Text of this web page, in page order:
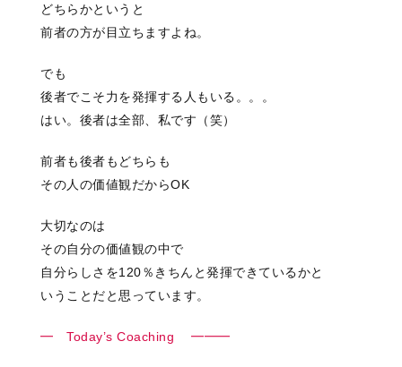
どちらかというと
前者の方が目立ちますよね。
でも
後者でこそ力を発揮する人もいる。。。
はい。後者は全部、私です（笑）
前者も後者もどちらも
その人の価値観だからOK
大切なのは
その自分の価値観の中で
自分らしさを120％きちんと発揮できているかと
いうことだと思っています。
━ Today’s Coaching ━━━